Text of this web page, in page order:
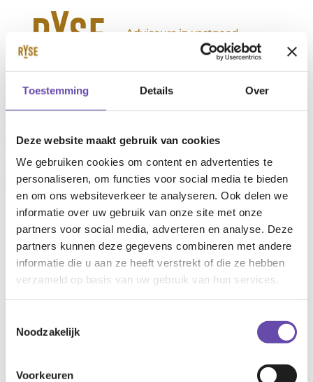
Toestemming Details Over
Deze website maakt gebruik van cookies
We gebruiken cookies om content en advertenties te
personaliseren, om functies voor social media te bieden
en om ons websiteverkeer te analyseren. Ook delen we
informatie over uw gebruik van onze site met onze
partners voor social media, adverteren en analyse. Deze
partners kunnen deze gegevens combineren met andere
informatie die u aan ze heeft verstrekt of die ze hebben
verzameld op basis van uw gebruik van hun services.
Noodzakelijk
Voorkeuren
Healthcare real estate
Educational housing
Commercial real estate
Team Contact
Werken bij RYSE
Vacancies
nl